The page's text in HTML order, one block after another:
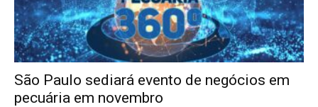
São Paulo sediará evento de negócios em
pecuária em novembro